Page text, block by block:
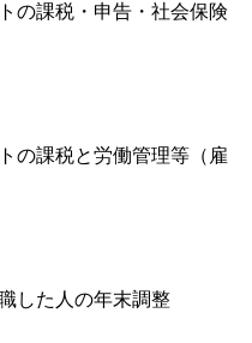
の課税・申告・社会保険
の課税と労働管理等（雇
した人の年末調整